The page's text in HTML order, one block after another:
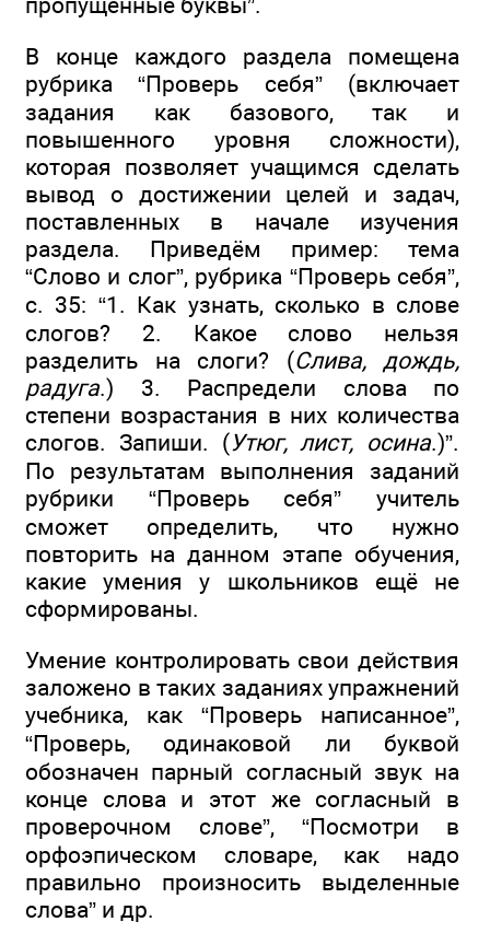
В конце каждого раздела помещена
рубрика “Проверь себя” (включает
задания как базового, так и
повышенного уровня сложности),
которая позволяет учащимся сделать
вывод о достижении целей и задач,
поставленных в начале изучения
раздела. Приведём пример: тема
“Слово и слог”, рубрика “Проверь себя”,
с. 35: “1. Как узнать, сколько в слове
слогов? 2. Какое слово нельзя
разделить на слоги? (Слива, дождь,
радуга.) 3. Распредели слова по
степени возрастания в них количества
слогов. Запиши. (Утюг, лист, осина.)”.
По результатам выполнения заданий
рубрики “Проверь себя” учитель
сможет определить, что нужно
повторить на данном этапе обучения,
какие умения у школьников ещё не
сформированы.
Умение контролировать свои действия
заложено в таких заданиях упражнений
учебника, как “Проверь написанное”,
“Проверь, одинаковой ли буквой
обозначен парный согласный звук на
конце слова и этот же согласный в
проверочном слове”, “Посмотри в
орфоэпическом словаре, как надо
правильно произносить выделенные
слова” и др.